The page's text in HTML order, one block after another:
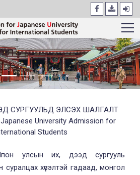
СУРГУУЛЬД ЭЛСЭХ ШАЛГАЛТ
University Admission for
Students
улсын их, дээд сургууль
суралцах хүсэлтэй гадаад, монгол